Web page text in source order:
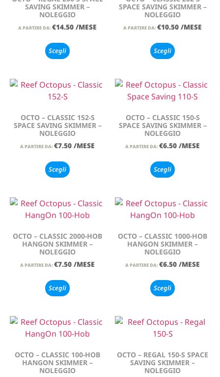
SAVING SKIMMER –
NOLEGGIO
A PARTIRE DA: €14.50 /MESE
Scegli
SPACE SAVING SKIMMER –
NOLEGGIO
A PARTIRE DA: €10.50 /MESE
Scegli
OCTO – CLASSIC 152-S
SPACE SAVING SKIMMER –
NOLEGGIO
A PARTIRE DA: €7.50 /MESE
Scegli
OCTO – CLASSIC 150-S
SPACE SAVING SKIMMER –
NOLEGGIO
A PARTIRE DA: €6.50 /MESE
Scegli
OCTO – CLASSIC 2000-HOB
HANGON SKIMMER –
NOLEGGIO
A PARTIRE DA: €7.50 /MESE
Scegli
OCTO – CLASSIC 1000-HOB
HANGON SKIMMER –
NOLEGGIO
A PARTIRE DA: €6.50 /MESE
Scegli
OCTO – CLASSIC 100-HOB
HANGON SKIMMER –
NOLEGGIO
OCTO – REGAL 150-S SPACE
SAVING SKIMMER –
NOLEGGIO